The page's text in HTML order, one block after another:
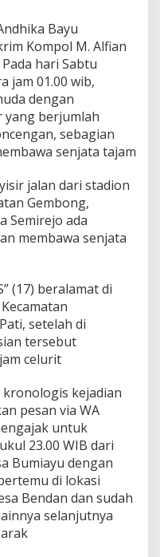
Bayu
Kompol M. Alfian
hari Sabtu
jam 01.00 wib,
dengan
yang berjumlah
sebagian
senjata tajam
jalan dari stadion
Gembong,
Semirejo ada
membawa senjata
(17) beralamat di
setelah di
tersebut
celurit
kronologis kejadian
pesan via WA
untuk
23.00 WIB dari
Bumiayu dengan
di lokasi
Bendan dan sudah
selanjutnya